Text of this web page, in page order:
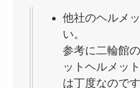
他社のヘルメ
い。
参考に二輪館
ットヘルメッ
は丁度なので